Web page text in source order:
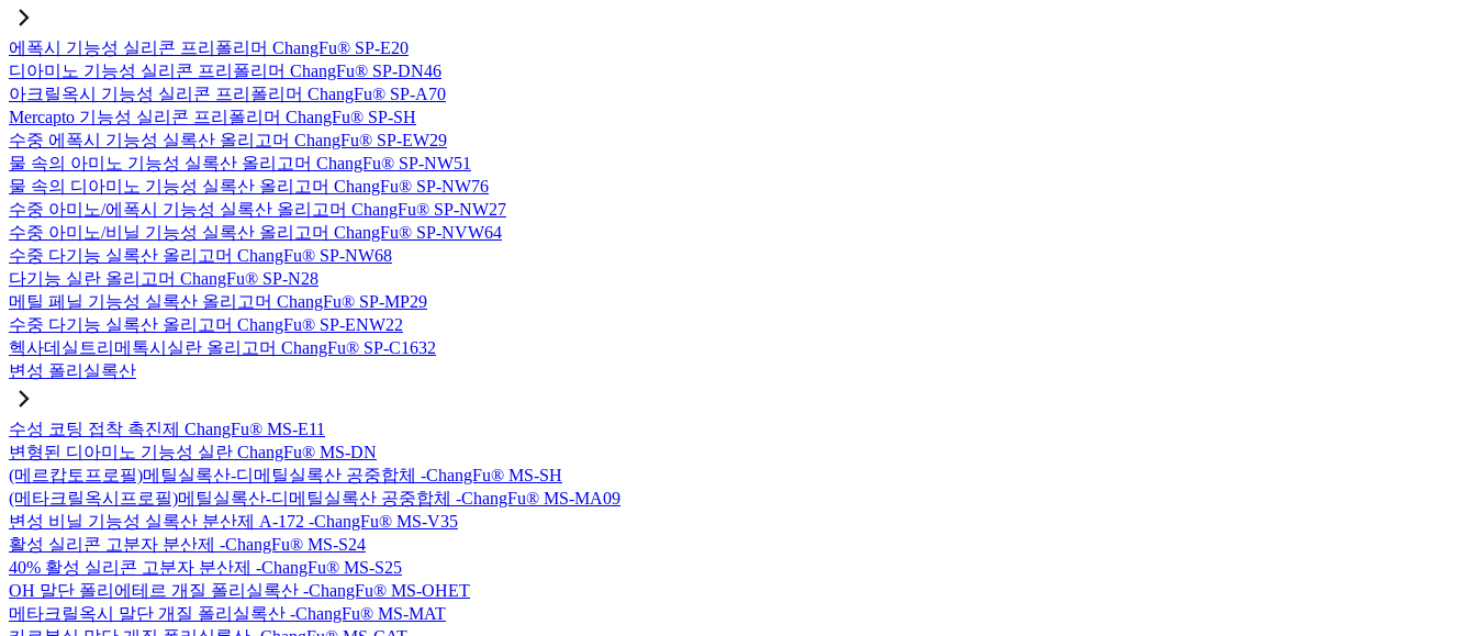
에폭시 기능성 실리콘 프리폴리머 ChangFu® SP-E20
디아미노 기능성 실리콘 프리폴리머 ChangFu® SP-DN46
아크릴옥시 기능성 실리콘 프리폴리머 ChangFu® SP-A70
Mercapto 기능성 실리콘 프리폴리머 ChangFu® SP-SH
수중 에폭시 기능성 실록산 올리고머 ChangFu® SP-EW29
물 속의 아미노 기능성 실록산 올리고머 ChangFu® SP-NW51
물 속의 디아미노 기능성 실록산 올리고머 ChangFu® SP-NW76
수중 아미노/에폭시 기능성 실록산 올리고머 ChangFu® SP-NW27
수중 아미노/비닐 기능성 실록산 올리고머 ChangFu® SP-NVW64
수중 다기능 실록산 올리고머 ChangFu® SP-NW68
다기능 실란 올리고머 ChangFu® SP-N28
메틸 페닐 기능성 실록산 올리고머 ChangFu® SP-MP29
수중 다기능 실록산 올리고머 ChangFu® SP-ENW22
헥사데실트리메톡시실란 올리고머 ChangFu® SP-C1632
변성 폴리실록산
수성 코팅 접착 촉진제 ChangFu® MS-E11
변형된 디아미노 기능성 실란 ChangFu® MS-DN
(메르캅토프로필)메틸실록산-디메틸실록산 공중합체 -ChangFu® MS-SH
(메타크릴옥시프로필)메틸실록산-디메틸실록산 공중합체 -ChangFu® MS-MA09
변성 비닐 기능성 실록산 분산제 A-172 -ChangFu® MS-V35
활성 실리콘 고분자 분산제 -ChangFu® MS-S24
40% 활성 실리콘 고분자 분산제 -ChangFu® MS-S25
OH 말단 폴리에테르 개질 폴리실록산 -ChangFu® MS-OHET
메타크릴옥시 말단 개질 폴리실록산 -ChangFu® MS-MAT